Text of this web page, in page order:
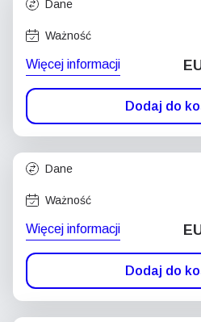
Dane
Ważność
Więcej informacji
Dodaj do
Dane
Ważność
Więcej informacji
Dodaj do